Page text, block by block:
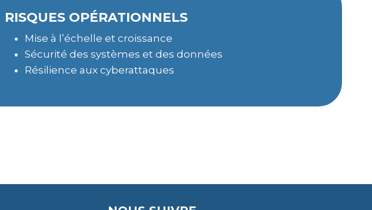
RISQUES OPÉRATIONNELS
Mise à l’échelle et croissance
Sécurité des systèmes et des données
Résilience aux cyberattaques